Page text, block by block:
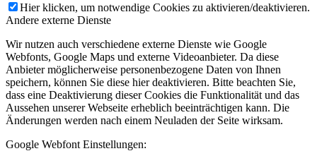
Hier klicken, um notwendige Cookies zu aktivieren/deaktivieren.
Andere externe Dienste
Wir nutzen auch verschiedene externe Dienste wie Google
Webfonts, Google Maps und externe Videoanbieter. Da diese
Anbieter möglicherweise personenbezogene Daten von Ihnen
speichern, können Sie diese hier deaktivieren. Bitte beachten Sie,
dass eine Deaktivierung dieser Cookies die Funktionalität und das
Aussehen unserer Webseite erheblich beeinträchtigen kann. Die
Änderungen werden nach einem Neuladen der Seite wirksam.
Google Webfont Einstellungen: